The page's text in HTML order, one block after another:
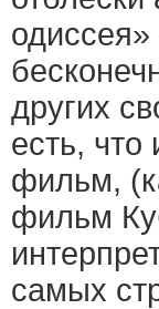
других
есть, что
фильм,
фильм
самых